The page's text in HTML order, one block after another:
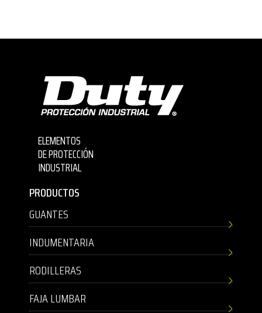
ELEMENTOS
DE PROTECCIÓN
INDUSTRIAL
PRODUCTOS
GUANTES
INDUMENTARIA
RODILLERAS
FAJA LUMBAR